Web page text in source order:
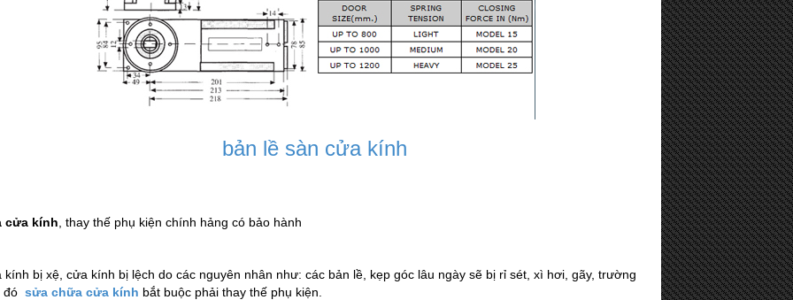
bản lề sàn cửa kính
cửa kính , thay thế phụ kiện chính hảng có bảo hành
kính bị xệ, cửa kính bị lệch do các nguyên nhân như: các bản lề, kẹp góc lâu ngày sẽ bị rỉ sét, xì hơi, gãy, trường
đó sửa chữa cửa kính bắt buộc phải thay thế phụ kiện.